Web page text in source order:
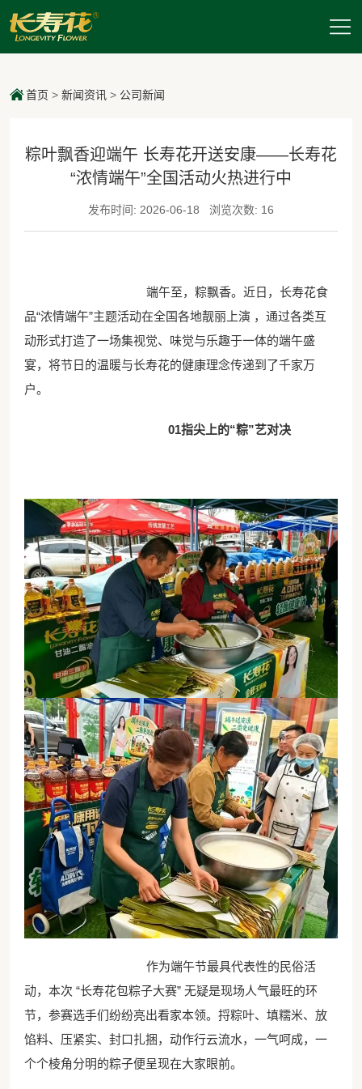
首页 > 新闻资讯> 公司新闻
粽叶飘香迎端午 长寿花开送安康——长寿花
“浓情端午”全国活动火热进行中
发布时间: 2026-06-18 浏览次数: 16
端午至，粽飘香。近日，长寿花食
品“浓情端午”主题活动在全国各地靓丽上演 ，通过各类互
动形式打造了一场集视觉、味觉与乐趣于一体的端午盛
宴，将节日的温暖与长寿花的健康理念传递到了千家万
户。
01指尖上的“粽”艺对决
作为端午节最具代表性的民俗活
动，本次 “长寿花包粽子大赛” 无疑是现场人气最旺的环
节，参赛选手们纷纷亮出看家本领。捋粽叶、填糯米、放
馅料、压紧实、封口扎捆，动作行云流水，一气呵成，一
个个棱角分明的粽子便呈现在大家眼前。